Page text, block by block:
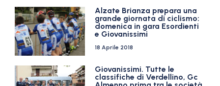
Alzate Brianza prepara una
grande giornata di ciclismo:
domenica in gara Esordienti
e Giovanissimi
18 Aprile 2018
Giovanissimi. Tutte le
classifiche di Verdellino, Gc